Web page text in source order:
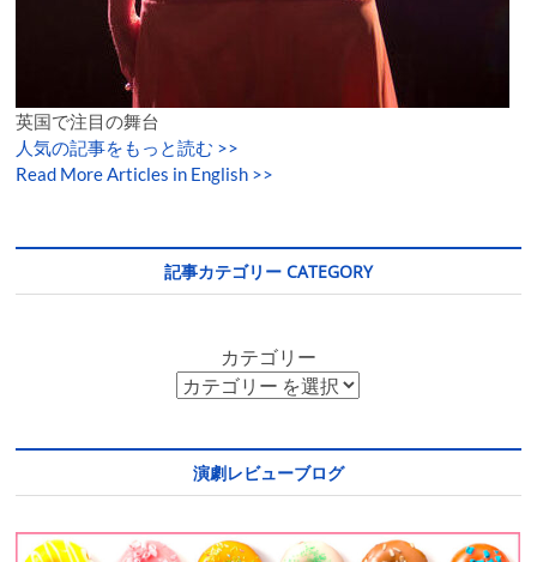
英国で注目の舞台
人気の記事をもっと読む >>
Read More Articles in English >>
記事カテゴリー CATEGORY
カテゴリー
演劇レビューブログ